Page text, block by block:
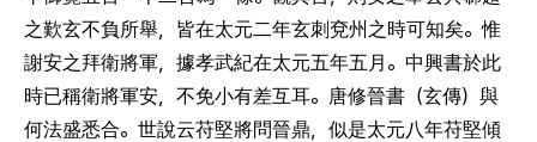
之歎玄不負所舉，皆在太元二年玄刺兗州之時可知矣。惟
謝安之拜衛將軍，據孝武紀在太元五年五月。中興書於此
時已稱衛將軍安，不免小有差互耳。唐修晉書（玄傳）與
何法盛悉合。世說云苻堅將問晉鼎，似是太元八年苻堅傾